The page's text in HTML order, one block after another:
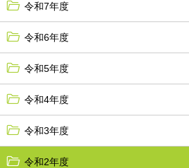
令和7年度
令和6年度
令和5年度
令和4年度
令和3年度
令和2年度